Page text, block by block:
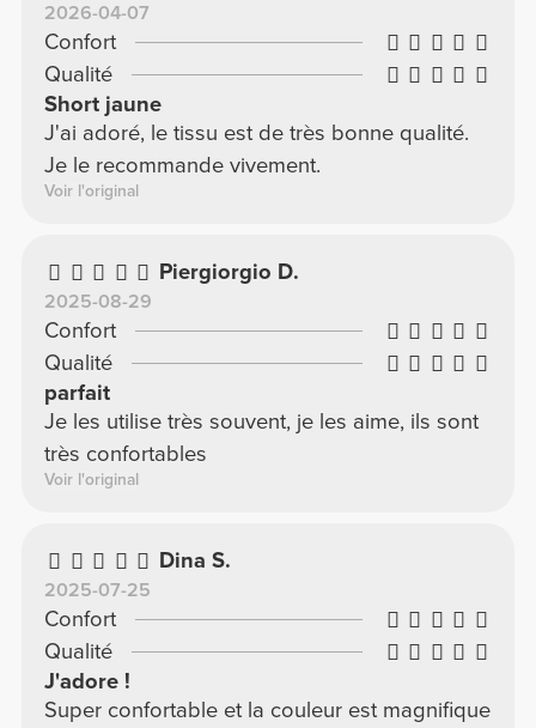
2026-04-07
Confort
Qualité
Short jaune
J'ai adoré, le tissu est de très bonne qualité.
Je le recommande vivement.
Voir l'original
Piergiorgio D.
2025-08-29
Confort
Qualité
parfait
Je les utilise très souvent, je les aime, ils sont
très confortables
Voir l'original
Dina S.
2025-07-25
Confort
Qualité
J'adore !
Super confortable et la couleur est magnifique